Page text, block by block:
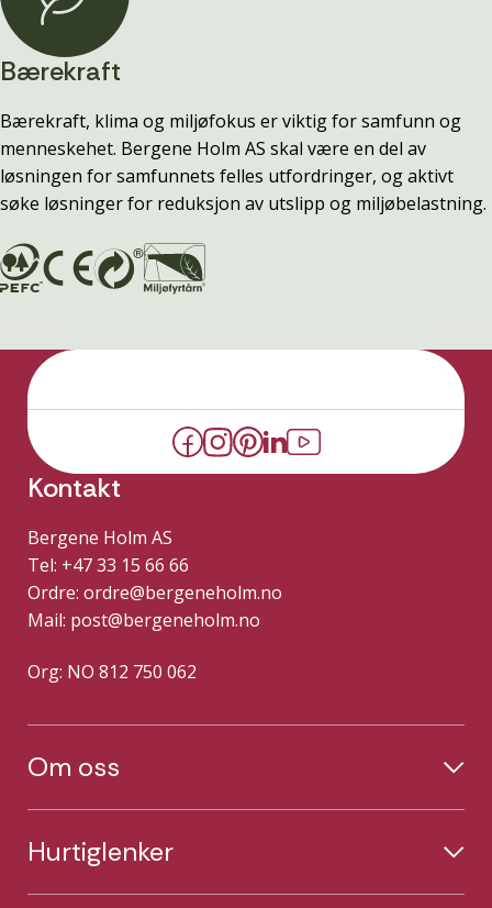
Bærekraft
Bærekraft, klima og miljøfokus er viktig for samfunn og
menneskehet. Bergene Holm AS skal være en del av
løsningen for samfunnets felles utfordringer, og aktivt
søke løsninger for reduksjon av utslipp og miljøbelastning.
Kontakt
Bergene Holm AS
Tel: +47 33 15 66 66
Ordre: ordre@bergeneholm.no
Mail: post@bergeneholm.no
Org: NO 812 750 062
Om oss
Hurtiglenker